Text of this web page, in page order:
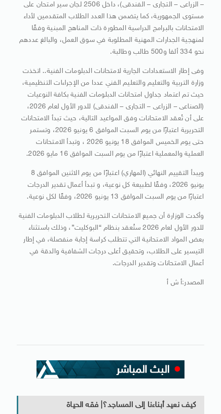
– الزراعى – التجارى – الفندقى)، داخل 2506 لجان سير امتحان على
مستوى الجمهورية، كما يتضمن هذا العدد الطلاب المتقدمين لأداء
الامتحانات بالبرامج الدراسية المطورة ذات المناهج المبنية وفقًا
لمنهجية الجدارات المهنية المطلوبة في سوق العمل، والبالغ عددهم
نحو 334 ألفا و500 طالب وطالبة.
وفى إطار الاستعدادات الجارية لامتحانات الدبلومات الفنية.. اتخذت
وزارة التربية والتعليم والتعليم الفني عددا من الإجراءات التنظيمية،
حيث تم اعتماد جداول امتحانات الدبلومات الفنية بكافة النوعيات
(الصناعى – الزراعى – التجارى – الفندقى) للدور الأول لعام 2026،
على أن تُعقد الامتحانات وفق المواعيد التالية، حيث تبدأ الامتحانات
التحريرية اعتبارًا من يوم السبت الموافق 6 يونيو 2026، وتستمر
حتى يوم الخميس الموافق 18 يونيو 2026 ، وتبدأ الامتحانات
العملية والمعملية اعتبارًا من يوم السبت الموافق 16 مايو 2026.
ويبدأ التقييم النهائي (المهاري) اعتبارًا من يوم الاثنين الموافق 8
يونيو 2026، وفقًا لطبيعة كل نوعية، و تبدأ أعمال تقدير الدرجات
اعتبارًا من يوم السبت الموافق 13 يونيو 2026، وفقًا لكل نوعية.
وأكدت الوزارة أن جميع الامتحانات التحريرية لطلاب الدبلومات الفنية
للدور الأول لعام 2026 ستُعقد بنظام “البوكليت”، وذلك باستثناء
بعض المواد الامتحانية التي تتطلب كراسة إجابة منفصلة، في إطار
التيسير على الطلاب، وتحقيق أعلى درجات الشفافية والدقة في
أعمال الامتحانات وتقدير الدرجات.
المصدر:أ ش أ
كيف نعيد أبناءنا إلى المساجد؟| فقه الحياة